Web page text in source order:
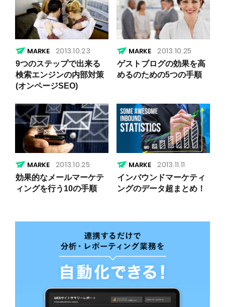
2013.10.23
9つのステップで出来る
検索エンジンの内部対策
(オンページSEO)
2013.10.25
ゲストブログの効果を高
めるのための5つの手順
2013.10.25
効果的なメールマーケテ
ィングを行う10の手順
2013.11.11
インバウンドマーケティ
ングのデータ超まとめ！